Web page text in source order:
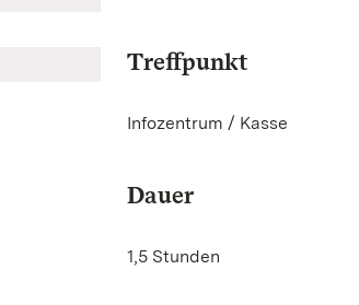
Treffpunkt
Infozentrum / Kasse
Dauer
1,5 Stunden